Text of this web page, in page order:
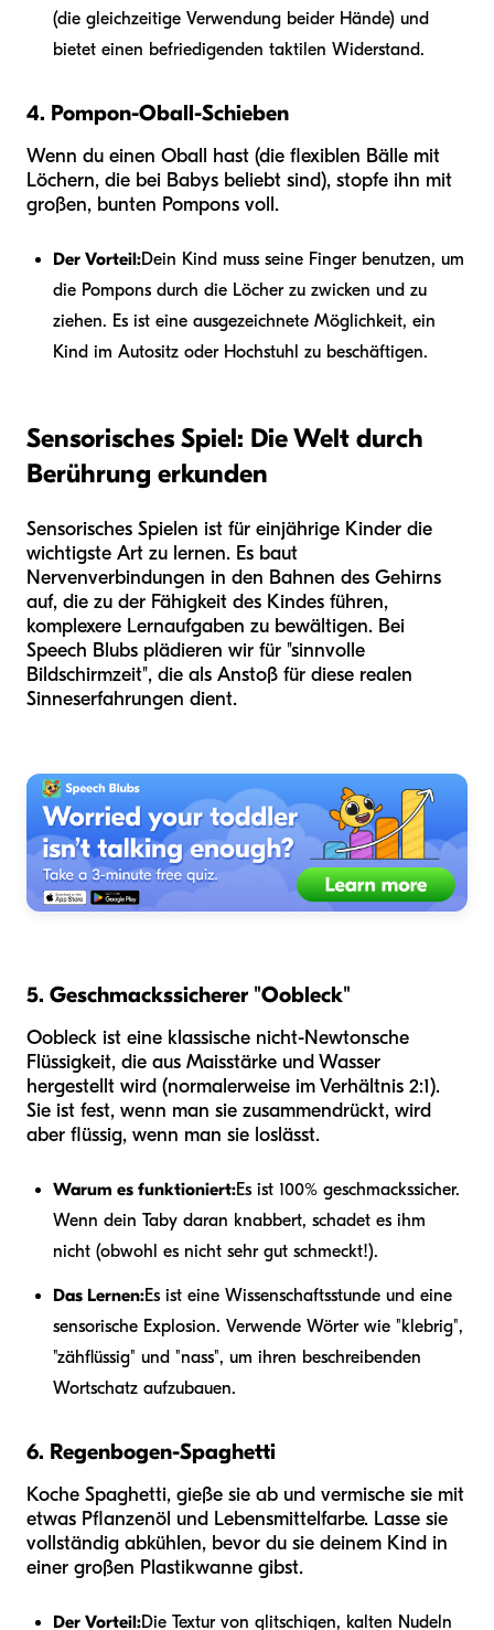
(die gleichzeitige Verwendung beider Hände) und
bietet einen befriedigenden taktilen Widerstand.
4. Pompon-Oball-Schieben
Wenn du einen Oball hast (die flexiblen Bälle mit
Löchern, die bei Babys beliebt sind), stopfe ihn mit
großen, bunten Pompons voll.
Der Vorteil:Dein Kind muss seine Finger benutzen, um
die Pompons durch die Löcher zu zwicken und zu
ziehen. Es ist eine ausgezeichnete Möglichkeit, ein
Kind im Autositz oder Hochstuhl zu beschäftigen.
Sensorisches Spiel: Die Welt durch
Berührung erkunden
Sensorisches Spielen ist für einjährige Kinder die
wichtigste Art zu lernen. Es baut
Nervenverbindungen in den Bahnen des Gehirns
auf, die zu der Fähigkeit des Kindes führen,
komplexere Lernaufgaben zu bewältigen. Bei
Speech Blubs plädieren wir für "sinnvolle
Bildschirmzeit", die als Anstoß für diese realen
Sinneserfahrungen dient.
5. Geschmackssicherer "Oobleck"
Oobleck ist eine klassische nicht-Newtonsche
Flüssigkeit, die aus Maisstärke und Wasser
hergestellt wird (normalerweise im Verhältnis 2:1).
Sie ist fest, wenn man sie zusammendrückt, wird
aber flüssig, wenn man sie loslässt.
Warum es funktioniert:Es ist 100% geschmackssicher.
Wenn dein Taby daran knabbert, schadet es ihm
nicht (obwohl es nicht sehr gut schmeckt!).
Das Lernen:Es ist eine Wissenschaftsstunde und eine
sensorische Explosion. Verwende Wörter wie "klebrig",
"zähflüssig" und "nass", um ihren beschreibenden
Wortschatz aufzubauen.
6. Regenbogen-Spaghetti
Koche Spaghetti, gieße sie ab und vermische sie mit
etwas Pflanzenöl und Lebensmittelfarbe. Lasse sie
vollständig abkühlen, bevor du sie deinem Kind in
einer großen Plastikwanne gibst.
Der Vorteil:Die Textur von glitschigen, kalten Nudeln